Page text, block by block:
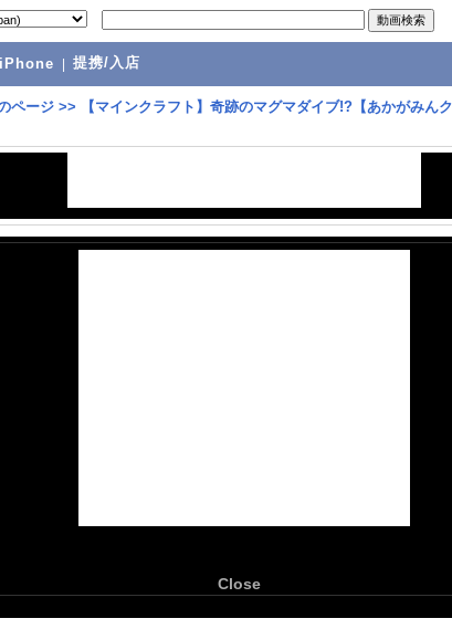
iPhone 提携/入店
ページ >>
【マインクラフト】奇跡のマグマダイブ!?【あかがみん
Close